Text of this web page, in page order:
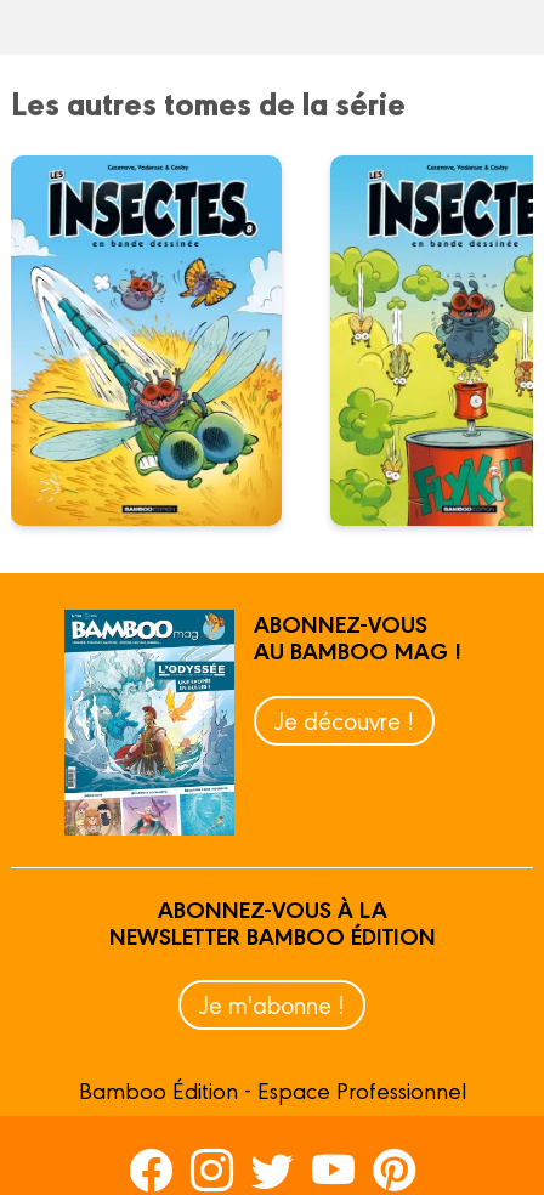
Les autres tomes de la série
ABONNEZ-VOUS
AU BAMBOO MAG !
Je découvre !
ABONNEZ-VOUS À LA
NEWSLETTER BAMBOO ÉDITION
Je m'abonne !
Bamboo Édition - Espace Professionnel